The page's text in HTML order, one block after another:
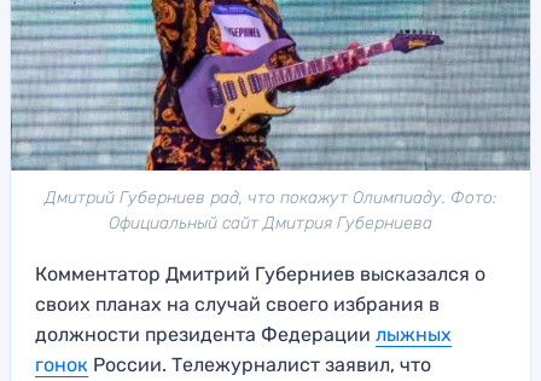
Дмитрий Губерниев рад, что покажут Олимпиаду. Фото:
Официальный сайт Дмитрия Губерниева
Комментатор Дмитрий Губерниев высказался о
своих планах на случай своего избрания в
должности президента Федерации лыжных
гонок России. Тележурналист заявил, что